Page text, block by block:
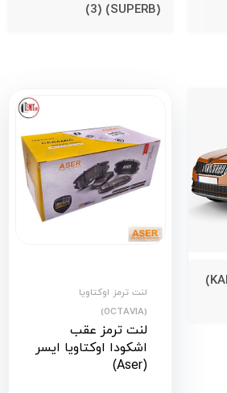
(SUPERB)
(3)
لنت ترمز اوکتاویا
(OCTAVIA)
لنت ترمز عقب
اشکودا اوکتاویا ایسر
(Aser)